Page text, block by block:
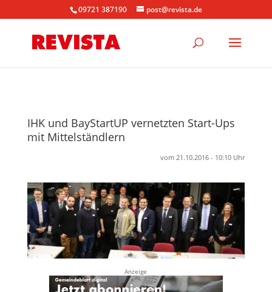
09721 387190 post@revista.de
IHK und BayStartUP vernetzten Start-Ups
mit Mittelständlern
vom 21.10.2016 - 10:10 Uhr
Anzeige